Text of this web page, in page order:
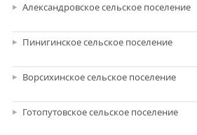
Александровское сельское поселение
Пинигинское сельское поселение
Ворсихинское сельское поселение
Готопутовское сельское поселение